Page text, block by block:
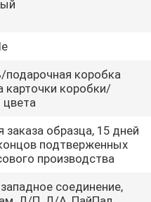
коробка
карточки коробки/
заказа образца, 15 дней
подтверженных
производства
соединение,